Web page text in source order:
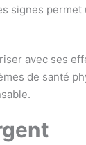
signes
avec ses
de santé